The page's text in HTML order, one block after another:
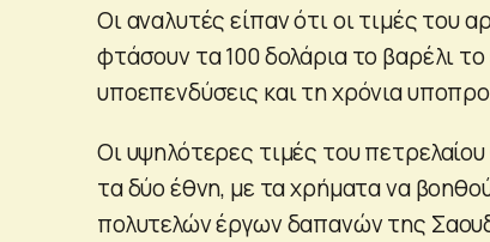
Οι αναλυτές είπαν ότι οι τιμές του
φτάσουν τα 100 δολάρια το βαρέλι
υποεπενδύσεις και τη χρόνια
Οι υψηλότερες τιμές του
τα δύο έθνη, με τα χρήματα να
πολυτελών έργων δαπανών της